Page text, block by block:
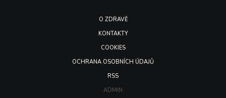
O ZDRAVĚ
KONTAKTY
COOKIES
OCHRANA OSOBNÍCH ÚDAJŮ
RSS
ADMIN